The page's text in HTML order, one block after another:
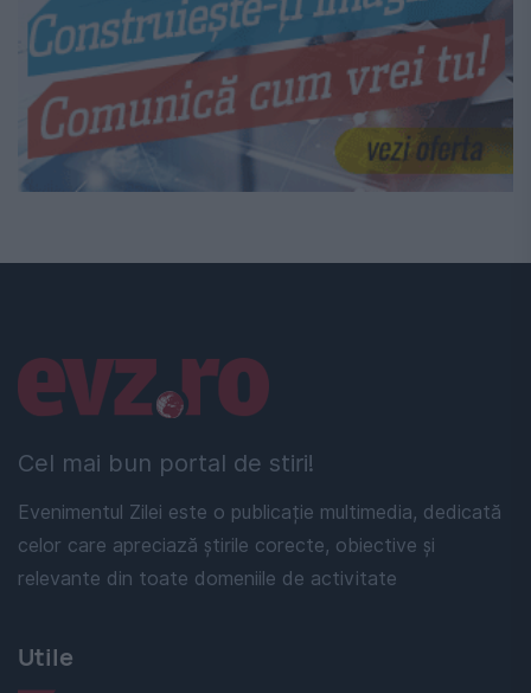
Cel mai bun portal de stiri!
Evenimentul Zilei este o publicație multimedia, dedicată
celor care apreciază știrile corecte, obiective și
relevante din toate domeniile de activitate
Linkuri utile
Utile